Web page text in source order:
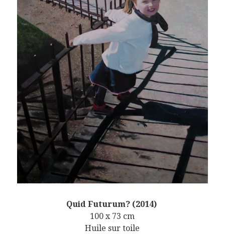
Quid Futurum? (2014)
100 x 73 cm
Huile sur toile